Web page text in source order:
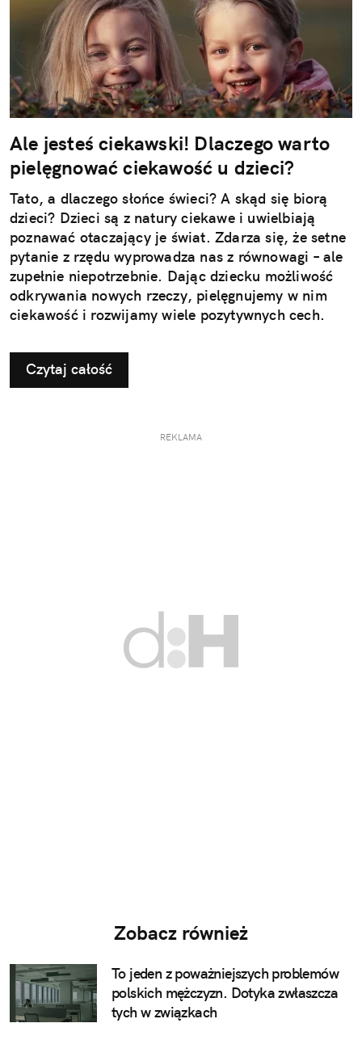
Ale jesteś ciekawski! Dlaczego warto
pielęgnować ciekawość u dzieci?
Tato, a dlaczego słońce świeci? A skąd się biorą
dzieci? Dzieci są z natury ciekawe i uwielbiają
poznawać otaczający je świat. Zdarza się, że setne
pytanie z rzędu wyprowadza nas z równowagi – ale
zupełnie niepotrzebnie. Dając dziecku możliwość
odkrywania nowych rzeczy, pielęgnujemy w nim
ciekawość i rozwijamy wiele pozytywnych cech.
Czytaj całość
REKLAMA
Zobacz również
To jeden z poważniejszych problemów
polskich mężczyzn. Dotyka zwłaszcza
tych w związkach